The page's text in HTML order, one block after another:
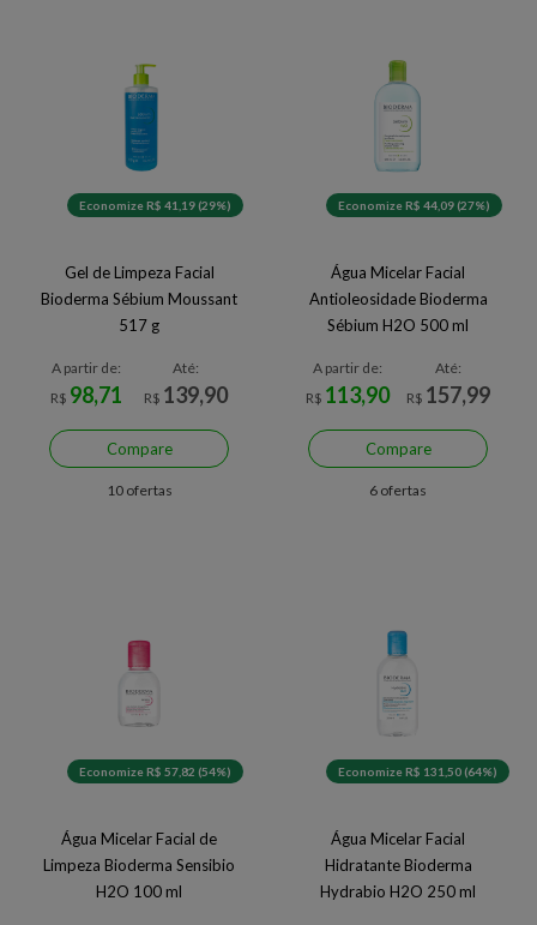
Economize R$ 41,19 (29%)
Gel de Limpeza Facial
Bioderma Sébium Moussant
517 g
A partir de:
R$ 98,71
Até:
R$ 139,90
Compare
10 ofertas
Economize R$ 44,09 (27%)
Água Micelar Facial
Antioleosidade Bioderma
Sébium H2O 500 ml
A partir de:
R$ 113,90
Até:
R$ 157,99
Compare
6 ofertas
Economize R$ 57,82 (54%)
Água Micelar Facial de
Limpeza Bioderma Sensibio
H2O 100 ml
Economize R$ 131,50 (64%)
Água Micelar Facial
Hidratante Bioderma
Hydrabio H2O 250 ml